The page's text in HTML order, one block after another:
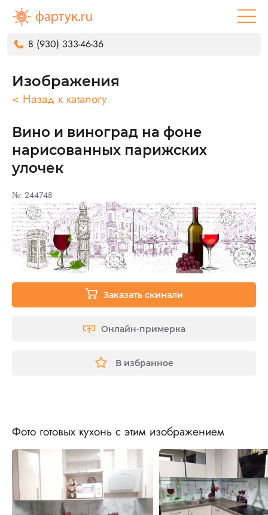
8 (930) 333-46-36
Изображения
< Назад к каталогу
Вино и виноград на фоне
нарисованных парижских
улочек
№: 244748
Заказать скинали
Онлайн-примерка
В избранное
Фото готовых кухонь с этим изображением